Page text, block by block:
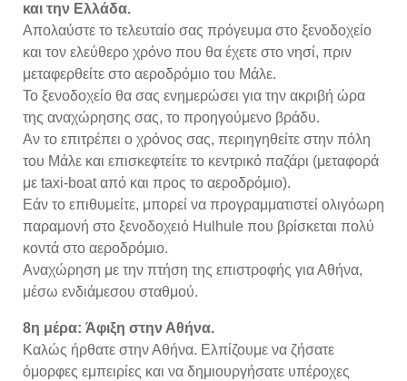
και την Ελλάδα.
Απολαύστε το τελευταίο σας πρόγευμα στο ξενοδοχείο
και τον ελεύθερο χρόνο που θα έχετε στο νησί, πριν
μεταφερθείτε στο αεροδρόμιο του Μάλε.
Το ξενοδοχείο θα σας ενημερώσει για την ακριβή ώρα
της αναχώρησης σας, το προηγούμενο βράδυ.
Αν το επιτρέπει ο χρόνος σας, περιηγηθείτε στην πόλη
του Μάλε και επισκεφτείτε το κεντρικό παζάρι (μεταφορά
με taxi-boat από και προς το αεροδρόμιο).
Εάν το επιθυμείτε, μπορεί να προγραμματιστεί ολιγόωρη
παραμονή στο ξενοδοχειό Hulhule που βρίσκεται πολύ
κοντά στο αεροδρόμιο.
Αναχώρηση με την πτήση της επιστροφής για Αθήνα,
μέσω ενδιάμεσου σταθμού.
8η μέρα: Άφιξη στην Αθήνα.
Καλώς ήρθατε στην Αθήνα. Ελπίζουμε να ζήσατε
όμορφες εμπειρίες και να δημιουργήσατε υπέροχες